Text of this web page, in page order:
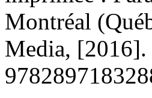
Montréal
Media,